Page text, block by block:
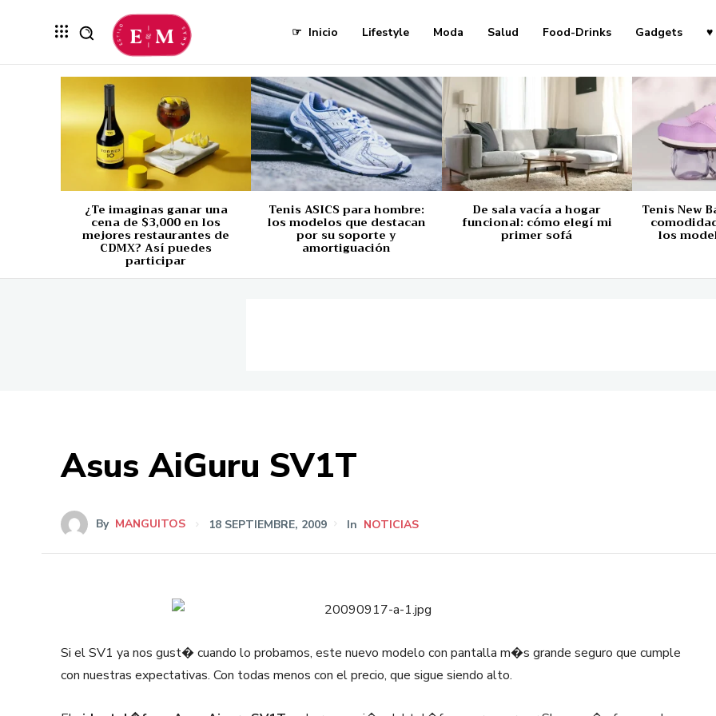
☞ Inicio Lifestyle Moda Salud Food-Drinks Gadgets ♥
¿Te imaginas ganar una
cena de $3,000 en los
mejores restaurantes de
CDMX? Así puedes
participar
Tenis ASICS para hombre:
los modelos que destacan
por su soporte y
amortiguación
De sala vacía a hogar
funcional: cómo elegí mi
primer sofá
Tenis New
los
Asus AiGuru SV1T
By MANGUITOS 18 SEPTIEMBRE, 2009 In NOTICIAS
Si el SV1 ya nos gust� cuando lo probamos, este nuevo modelo con pantalla m�s grande seguro que cumple
con nuestras expectativas. Con todas menos con el precio, que sigue siendo alto.